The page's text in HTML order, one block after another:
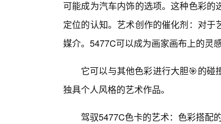
可能成为汽车内饰的选项。这种色彩
定位的认知。艺术创作的催化剂：对
媒介。5477C可以成为画家画布上的灵
它可以与其他色彩进行大胆🎯的
独具个人风格的艺术作品。
驾驭5477C色卡的艺术：色彩搭配